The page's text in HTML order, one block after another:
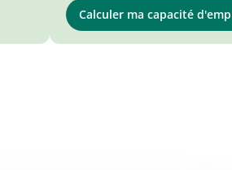
Calculer ma capacité